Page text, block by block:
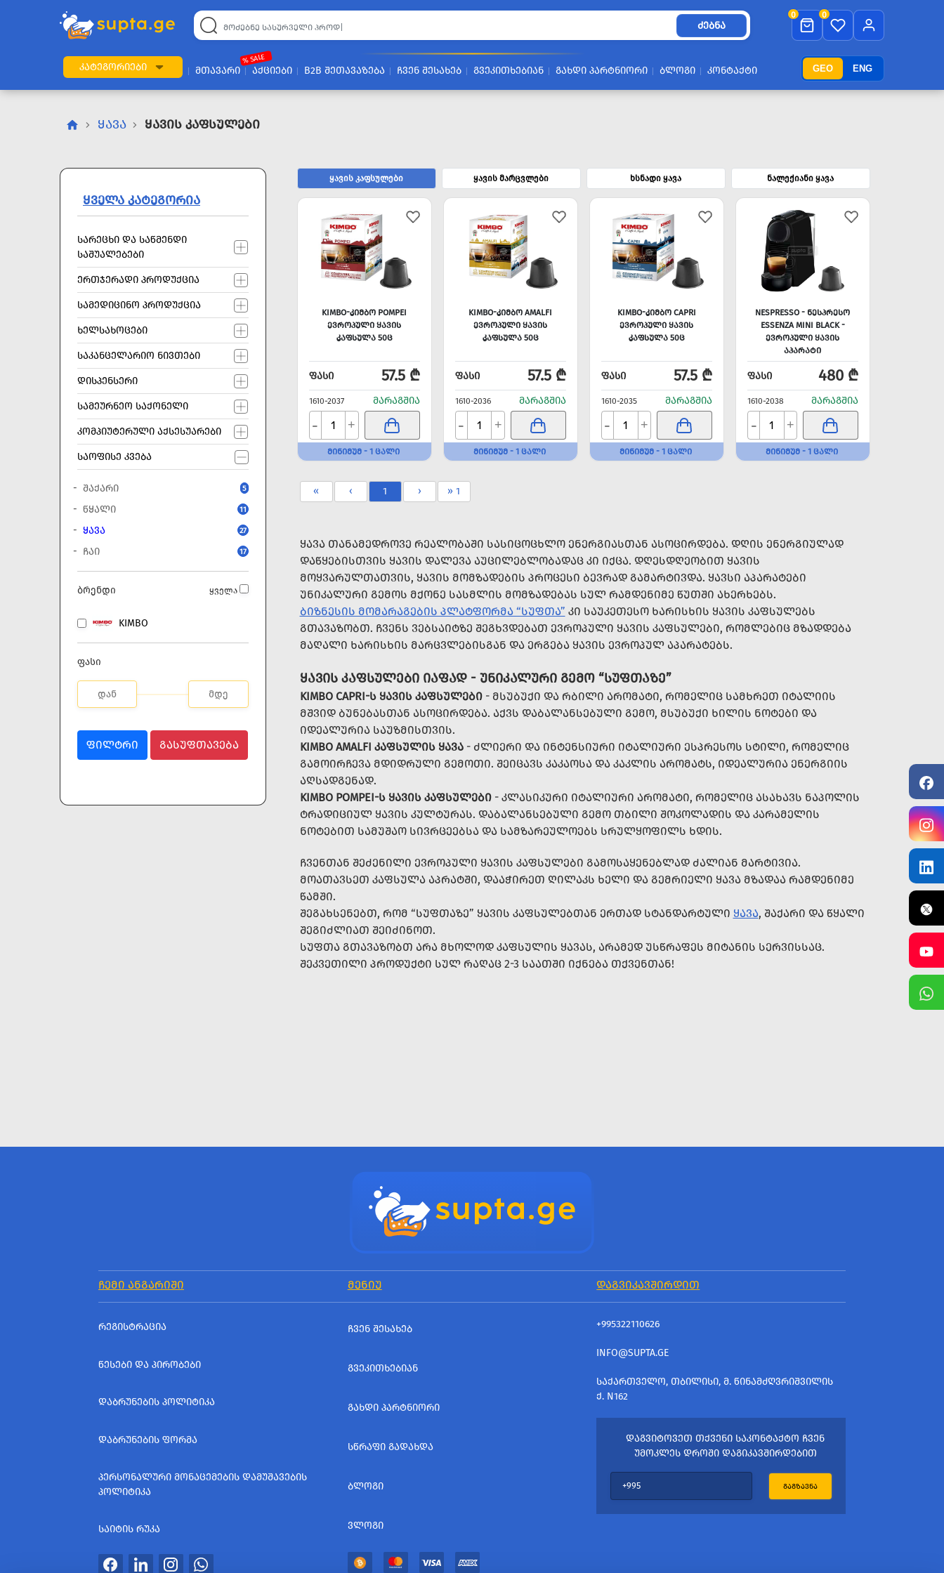
GEO ENG
ᲫᲔᲑᲜᲐ
0 0
ᲙᲐᲢᲔᲒᲝᲠᲘᲔᲑᲘ ᲛᲗᲐᲕᲐᲠᲘ ᲐᲥᲪᲘᲔᲑᲘ
% SALE
B2B ᲨᲔᲗᲐᲕᲐᲖᲔᲑᲐ ᲩᲕᲔᲜ ᲨᲔᲡᲐᲮᲔᲑ ᲒᲕᲔᲙᲘᲗᲮᲔᲑᲘᲐᲜ ᲒᲐᲮᲓᲘ ᲞᲐᲠᲢᲜᲘᲝᲠᲘ ᲑᲚᲝᲒᲘ ᲙᲝᲜᲢᲐᲥᲢᲘ
ᲧᲐᲕᲐ Ყავის Კაფსულები
ᲧᲕᲔᲚᲐ ᲙᲐᲢᲔᲒᲝᲠᲘᲐ
ᲡᲐᲠᲔᲪᲮᲘ ᲓᲐ ᲡᲐᲬᲛᲔᲜᲓᲘ
ᲡᲐᲨᲣᲐᲚᲔᲑᲔᲑᲘ
ᲔᲠᲗᲯᲔᲠᲐᲓᲘ ᲞᲠᲝᲓᲣᲥᲪᲘᲐ
ᲡᲐᲛᲔᲓᲘᲪᲘᲜᲝ ᲞᲠᲝᲓᲣᲥᲪᲘᲐ
ᲮᲔᲚᲡᲐᲮᲝᲪᲔᲑᲘ
ᲡᲐᲙᲐᲜᲪᲔᲚᲐᲠᲘᲝ ᲜᲘᲕᲗᲔᲑᲘ
ᲓᲘᲡᲞᲔᲜᲡᲔᲠᲘ
ᲡᲐᲛᲔᲣᲠᲜᲔᲝ ᲡᲐᲥᲝᲜᲔᲚᲘ
ᲙᲝᲛᲞᲘᲣᲢᲔᲠᲣᲚᲘ ᲐᲥᲡᲔᲡᲣᲐᲠᲔᲑᲘ
ᲡᲐᲝᲤᲘᲡᲔ ᲙᲕᲔᲑᲐ
ᲨᲐᲥᲐᲠᲘ 5
ᲬᲧᲐᲚᲘ 11
ᲧᲐᲕᲐ 27
ᲩᲐᲘ 17
ბრენდი ყველა
KIMBO
ფასი
ᲤᲘᲚᲢᲠᲘ ᲒᲐᲡᲣᲤᲗᲐᲕᲔᲑᲐ
ყავის კაფსულები ყავის მარცვლები ხსნადი ყავა ნალექიანი ყავა
KIMBO-ᲙᲘᲛᲑᲝ POMPEI
ᲔᲕᲠᲝᲞᲣᲚᲘ ᲧᲐᲕᲘᲡ
ᲙᲐᲤᲡᲣᲚᲐ 50Ც
ᲤᲐᲡᲘ 57.5 ₾
1610-2037 ᲛᲐᲠᲐᲒᲨᲘᲐ
- +
ᲛᲘᲜᲘᲛᲣᲛ - 1 ᲪᲐᲚᲘ
KIMBO-ᲙᲘᲛᲑᲝ AMALFI
ᲔᲕᲠᲝᲞᲣᲚᲘ ᲧᲐᲕᲘᲡ
ᲙᲐᲤᲡᲣᲚᲐ 50Ც
ᲤᲐᲡᲘ 57.5 ₾
1610-2036 ᲛᲐᲠᲐᲒᲨᲘᲐ
- +
ᲛᲘᲜᲘᲛᲣᲛ - 1 ᲪᲐᲚᲘ
KIMBO-ᲙᲘᲛᲑᲝ CAPRI
ᲔᲕᲠᲝᲞᲣᲚᲘ ᲧᲐᲕᲘᲡ
ᲙᲐᲤᲡᲣᲚᲐ 50Ც
ᲤᲐᲡᲘ 57.5 ₾
1610-2035 ᲛᲐᲠᲐᲒᲨᲘᲐ
- +
ᲛᲘᲜᲘᲛᲣᲛ - 1 ᲪᲐᲚᲘ
NESPRESSO - ᲜᲔᲡᲞᲠᲔᲡᲝ
ESSENZA MINI BLACK -
ᲔᲕᲠᲝᲞᲣᲚᲘ ᲧᲐᲕᲘᲡ
ᲐᲞᲐᲠᲐᲢᲘ
ᲙᲐᲤᲡᲣᲚᲔᲑᲘᲡᲗᲕᲘᲡ
ᲤᲐᲡᲘ 480 ₾
1610-2038 ᲛᲐᲠᲐᲒᲨᲘᲐ
- +
ᲛᲘᲜᲘᲛᲣᲛ - 1 ᲪᲐᲚᲘ
« ‹ 1 › » 1
ᲧᲐᲕᲐ ᲗᲐᲜᲐᲛᲔᲓᲠᲝᲕᲔ ᲠᲔᲐᲚᲝᲑᲐᲨᲘ ᲡᲐᲡᲘᲪᲝᲪᲮᲚᲝ ᲔᲜᲔᲠᲒᲘᲐᲡᲗᲐᲜ ᲐᲡᲝᲪᲘᲠᲓᲔᲑᲐ. ᲓᲦᲘᲡ ᲔᲜᲔᲠᲒᲘᲣᲚᲐᲓ
ᲓᲐᲬᲧᲔᲑᲘᲡᲗᲕᲘᲡ ᲧᲐᲕᲘᲡ ᲓᲐᲚᲔᲕᲐ ᲐᲣᲪᲘᲚᲔᲑᲚᲝᲑᲐᲓᲐᲪ ᲙᲘ ᲘᲥᲪᲐ. ᲓᲦᲔᲡᲓᲦᲔᲝᲑᲘᲗ ᲧᲐᲕᲘᲡ
ᲛᲝᲧᲕᲐᲠᲣᲚᲗᲐᲗᲕᲘᲡ, ᲧᲐᲕᲘᲡ ᲛᲝᲛᲖᲐᲓᲔᲑᲘᲡ ᲞᲠᲝᲪᲔᲡᲘ ᲑᲔᲕᲠᲐᲓ ᲒᲐᲛᲐᲠᲢᲘᲕᲓᲐ. ᲧᲐᲕᲡᲘ ᲐᲞᲐᲠᲐᲢᲔᲑᲘ
ᲣᲜᲘᲙᲐᲚᲣᲠᲘ ᲒᲔᲛᲝᲡ ᲛᲥᲝᲜᲔ ᲡᲐᲡᲛᲚᲘᲡ ᲛᲝᲛᲖᲐᲓᲔᲑᲐᲡ ᲡᲣᲚ ᲠᲐᲛᲓᲔᲜᲘᲛᲔ ᲬᲣᲗᲨᲘ ᲐᲮᲔᲠᲮᲔᲑᲡ.
ᲑᲘᲖᲜᲔᲡᲘᲡ ᲛᲝᲛᲐᲠᲐᲒᲔᲑᲘᲡ ᲞᲚᲐᲢᲤᲝᲠᲛᲐ “ᲡᲣᲤᲗᲐ” ᲙᲘ ᲡᲐᲣᲙᲔᲗᲔᲡᲝ ᲮᲐᲠᲘᲡᲮᲘᲡ ᲧᲐᲕᲘᲡ ᲙᲐᲤᲡᲣᲚᲔᲑᲡ
ᲒᲗᲐᲕᲐᲖᲝᲑᲗ. ᲩᲕᲔᲜᲡ ᲕᲔᲑᲡᲐᲘᲢᲖᲔ ᲨᲔᲒᲮᲕᲓᲔᲑᲐᲗ ᲔᲕᲠᲝᲞᲣᲚᲘ ᲧᲐᲕᲘᲡ ᲙᲐᲤᲡᲣᲚᲔᲑᲘ, ᲠᲝᲛᲚᲔᲑᲘᲪ ᲛᲖᲐᲓᲓᲔᲑᲐ
ᲛᲐᲦᲐᲚᲘ ᲮᲐᲠᲘᲡᲮᲘᲡ ᲛᲐᲠᲪᲕᲚᲔᲑᲘᲡᲒᲐᲜ ᲓᲐ ᲔᲠᲒᲔᲑᲐ ᲧᲐᲕᲘᲡ ᲔᲕᲠᲝᲞᲣᲚ ᲐᲞᲐᲠᲐᲢᲔᲑᲡ.
ᲧᲐᲕᲘᲡ ᲙᲐᲤᲡᲣᲚᲔᲑᲘ ᲘᲐᲤᲐᲓ - ᲣᲜᲘᲙᲐᲚᲣᲠᲘ ᲒᲔᲛᲝ “ᲡᲣᲤᲗᲐᲖᲔ”
KIMBO CAPRI-Ს ᲧᲐᲕᲘᲡ ᲙᲐᲤᲡᲣᲚᲔᲑᲘ- ᲛᲡᲣᲑᲣᲥᲘ ᲓᲐ ᲠᲑᲘᲚᲘ ᲐᲠᲝᲛᲐᲢᲘ, ᲠᲝᲛᲔᲚᲘᲪ ᲡᲐᲛᲮᲠᲔᲗ ᲘᲢᲐᲚᲘᲘᲡ
ᲛᲨᲕᲘᲓ ᲑᲣᲜᲔᲑᲐᲡᲗᲐᲜ ᲐᲡᲝᲪᲘᲠᲓᲔᲑᲐ. ᲐᲥᲕᲡ ᲓᲐᲑᲐᲚᲐᲜᲡᲔᲑᲣᲚᲘ ᲒᲔᲛᲝ, ᲛᲡᲣᲑᲣᲥᲘ ᲮᲘᲚᲘᲡ ᲜᲝᲢᲔᲑᲘ ᲓᲐ
ᲘᲓᲔᲐᲚᲣᲠᲘᲐ ᲡᲐᲣᲖᲛᲘᲡᲗᲕᲘᲡ.
KIMBO AMALFI ᲙᲐᲤᲡᲣᲚᲘᲡ ᲧᲐᲕᲐ - ᲫᲚᲘᲔᲠᲘ ᲓᲐ ᲘᲜᲢᲔᲜᲡᲘᲣᲠᲘ ᲘᲢᲐᲚᲘᲣᲠᲘ ᲔᲡᲞᲠᲔᲡᲝᲡ ᲡᲢᲘᲚᲘ, ᲠᲝᲛᲔᲚᲘᲪ
ᲒᲐᲛᲝᲘᲠᲩᲔᲕᲐ ᲛᲓᲘᲓᲠᲣᲚᲘ ᲒᲔᲛᲝᲗᲘ. ᲨᲔᲘᲪᲐᲕᲡ ᲙᲐᲙᲐᲝᲡᲐ ᲓᲐ ᲙᲐᲙᲚᲘᲡ ᲐᲠᲝᲛᲐᲢᲡ, ᲘᲓᲔᲐᲚᲣᲠᲘᲐ ᲔᲜᲔᲠᲒᲘᲘᲡ
ᲐᲦᲡᲐᲓᲒᲔᲜᲐᲓ.
KIMBO POMPEI-Ს ᲧᲐᲕᲘᲡ ᲙᲐᲤᲡᲣᲚᲔᲑᲘ- ᲙᲚᲐᲡᲘᲙᲣᲠᲘ ᲘᲢᲐᲚᲘᲣᲠᲘ ᲐᲠᲝᲛᲐᲢᲘ, ᲠᲝᲛᲔᲚᲘᲪ ᲐᲡᲐᲮᲐᲕᲡ ᲜᲐᲞᲝᲚᲘᲡ
ᲢᲠᲐᲓᲘᲪᲘᲣᲚ ᲧᲐᲕᲘᲡ ᲙᲣᲚᲢᲣᲠᲐᲡ. ᲓᲐᲑᲐᲚᲐᲜᲡᲔᲑᲣᲚᲘ ᲒᲔᲛᲝ ᲗᲑᲘᲚᲘ ᲨᲝᲙᲝᲚᲐᲓᲘᲡ ᲓᲐ ᲙᲐᲠᲐᲛᲔᲚᲘᲡ
ᲜᲝᲢᲔᲑᲘᲗ ᲡᲐᲛᲣᲨᲐᲝ ᲡᲘᲕᲠᲪᲔᲔᲑᲡᲐ ᲓᲐ ᲡᲐᲛᲖᲐᲠᲔᲣᲚᲝᲔᲑᲡ ᲡᲠᲣᲚᲧᲝᲤᲘᲚᲡ ᲮᲓᲘᲡ.
ᲩᲕᲔᲜᲗᲐᲜ ᲨᲔᲫᲔᲜᲘᲚᲘ ᲔᲕᲠᲝᲞᲣᲚᲘ ᲧᲐᲕᲘᲡ ᲙᲐᲤᲡᲣᲚᲔᲑᲘ ᲒᲐᲛᲝᲡᲐᲧᲔᲜᲔᲑᲚᲐᲓ ᲫᲐᲚᲘᲐᲜ ᲛᲐᲠᲢᲘᲕᲘᲐ.
ᲛᲝᲐᲗᲐᲕᲡᲔᲗ ᲙᲐᲤᲡᲣᲚᲐ ᲐᲞᲠᲐᲢᲨᲘ, ᲓᲐᲐᲭᲘᲠᲔᲗ ᲦᲘᲚᲐᲙᲡ ᲮᲔᲚᲘ ᲓᲐ ᲒᲔᲛᲠᲘᲔᲚᲘ ᲧᲐᲕᲐ ᲛᲖᲐᲓᲐᲐ ᲠᲐᲛᲓᲔᲜᲘᲛᲔ
ᲬᲐᲛᲨᲘ.
ᲨᲔᲒᲐᲮᲡᲔᲜᲔᲑᲗ, ᲠᲝᲛ “ᲡᲣᲤᲗᲐᲖᲔ” ᲧᲐᲕᲘᲡ ᲙᲐᲤᲡᲣᲚᲔᲑᲗᲐᲜ ᲔᲠᲗᲐᲓ ᲡᲢᲐᲜᲓᲐᲠᲢᲣᲚᲘ ᲧᲐᲕᲐ, ᲨᲐᲥᲐᲠᲘ ᲓᲐ ᲬᲧᲐᲚᲘ
ᲨᲔᲒᲘᲫᲚᲘᲐᲗ ᲨᲔᲘᲫᲘᲜᲝᲗ.
ᲡᲣᲤᲗᲐ ᲒᲗᲐᲕᲐᲖᲝᲑᲗ ᲐᲠᲐ ᲛᲮᲝᲚᲝᲓ ᲙᲐᲤᲡᲣᲚᲘᲡ ᲧᲐᲕᲐᲡ, ᲐᲠᲐᲛᲔᲓ ᲣᲡᲬᲠᲐᲤᲔᲡ ᲛᲘᲢᲐᲜᲘᲡ ᲡᲔᲠᲕᲘᲡᲡᲐᲪ.
ᲨᲔᲙᲕᲔᲗᲘᲚᲘ ᲞᲠᲝᲓᲣᲥᲢᲘ ᲡᲣᲚ ᲠᲐᲦᲐᲪ 2-3 ᲡᲐᲐᲗᲨᲘ ᲘᲥᲜᲔᲑᲐ ᲗᲥᲕᲔᲜᲗᲐᲜ!
ᲩᲔᲛᲘ ᲐᲜᲒᲐᲠᲘᲨᲘ ᲛᲔᲜᲘᲣ ᲓᲐᲒᲕᲘᲙᲐᲕᲨᲘᲠᲓᲘᲗ
ᲠᲔᲒᲘᲡᲢᲠᲐᲪᲘᲐ
ᲬᲔᲡᲔᲑᲘ ᲓᲐ ᲞᲘᲠᲝᲑᲔᲑᲘ
ᲓᲐᲑᲠᲣᲜᲔᲑᲘᲡ ᲞᲝᲚᲘᲢᲘᲙᲐ
ᲓᲐᲑᲠᲣᲜᲔᲑᲘᲡ ᲤᲝᲠᲛᲐ
ᲞᲔᲠᲡᲝᲜᲐᲚᲣᲠᲘ ᲛᲝᲜᲐᲪᲔᲛᲔᲑᲘᲡ ᲓᲐᲛᲣᲨᲐᲕᲔᲑᲘᲡ
ᲞᲝᲚᲘᲢᲘᲙᲐ
ᲡᲐᲘᲢᲘᲡ ᲠᲣᲙᲐ
ᲩᲕᲔᲜ ᲨᲔᲡᲐᲮᲔᲑ
ᲒᲕᲔᲙᲘᲗᲮᲔᲑᲘᲐᲜ
ᲒᲐᲮᲓᲘ ᲞᲐᲠᲢᲜᲘᲝᲠᲘ
ᲡᲬᲠᲐᲤᲘ ᲒᲐᲓᲐᲮᲓᲐ
ᲑᲚᲝᲒᲘ
ᲕᲚᲝᲒᲘ
+995322110626
INFO@SUPTA.GE
ᲡᲐᲥᲐᲠᲗᲕᲔᲚᲝ, ᲗᲑᲘᲚᲘᲡᲘ, Მ. ᲬᲘᲜᲐᲛᲫᲦᲕᲠᲘᲨᲕᲘᲚᲘᲡ
Ქ. N162
ᲓᲐᲒᲕᲘᲢᲝᲕᲔᲗ ᲗᲥᲕᲔᲜᲘ ᲡᲐᲙᲝᲜᲢᲐᲥᲢᲝ ᲩᲕᲔᲜ
ᲣᲛᲝᲙᲚᲔᲡ ᲓᲠᲝᲨᲘ ᲓᲐᲒᲘᲙᲐᲕᲨᲘᲠᲓᲔᲑᲘᲗ
ᲒᲐᲒᲖᲐᲕᲜᲐ